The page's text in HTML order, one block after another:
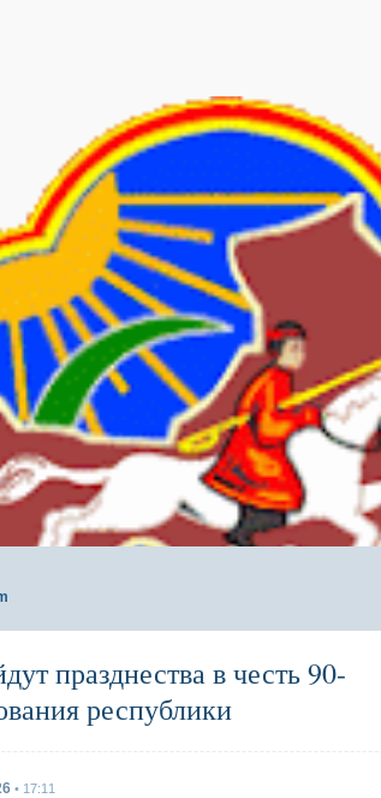
празднества в честь 90-
республики
• 17:11